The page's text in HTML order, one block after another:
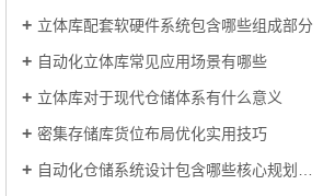
立体库配套软硬件系统包含哪些组成部分
自动化立体库常见应用场景有哪些
立体库对于现代仓储体系有什么意义
密集存储库货位布局优化实用技巧
自动化仓储系统设计包含哪些核心规划环节